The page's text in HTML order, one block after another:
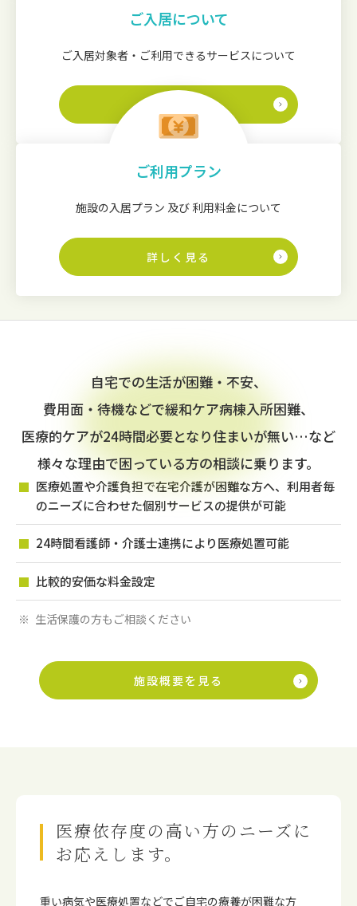
ご入居について
ご入居対象者・ご利用できるサービスについて
ご利用プラン
施設の入居プラン 及び 利用料金について
詳しく見る
自宅での生活が困難・不安、
費用面・待機などで緩和ケア病棟入所困難、
医療的ケアが24時間必要となり住まいが無い…など
様々な理由で困っている方の相談に乗ります。
医療処置や介護負担で在宅介護が困難な方へ、利用者毎
のニーズに合わせた個別サービスの提供が可能
24時間看護師・介護士連携により医療処置可能
比較的安価な料金設定
生活保護の方もご相談ください
施設概要を見る
医療依存度の高い方のニーズに
お応えします。
重い病気や医療処置などでご⾃宅の療養が困難な⽅